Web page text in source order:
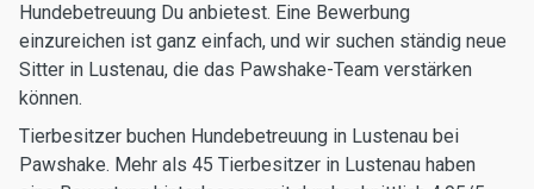
Hundebetreuung Du anbietest. Eine Bewerbung
einzureichen ist ganz einfach, und wir suchen ständig neue
Sitter in Lustenau, die das Pawshake-Team verstärken
können.
Tierbesitzer buchen Hundebetreuung in Lustenau bei
Pawshake. Mehr als 45 Tierbesitzer in Lustenau haben